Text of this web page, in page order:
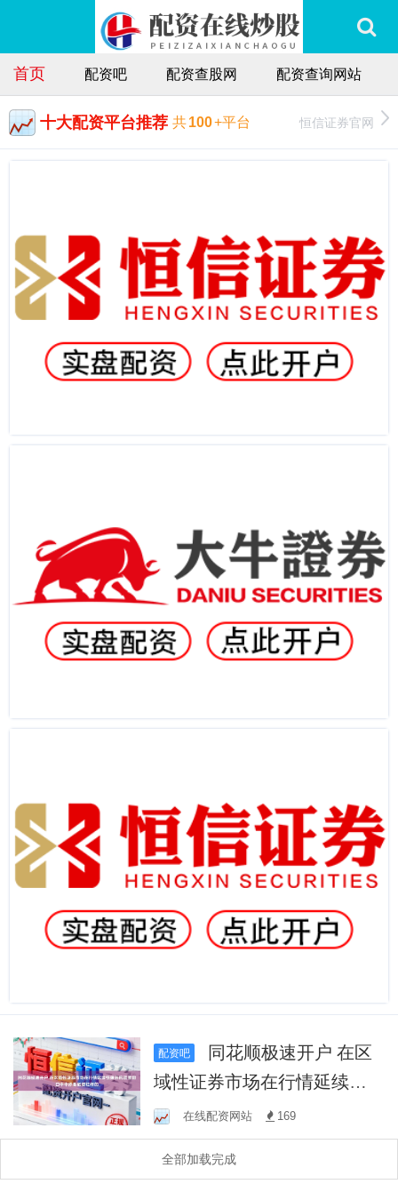
首页 配资吧 配资查股网 配资查询网站
十大配资平台推荐 共100+平台 恒信证券官网
配资吧
域性证券市场在行情延续性
偏弱的震荡窗口中中炒股融
资杠杆的
在线配资网站 169
全部加载完成